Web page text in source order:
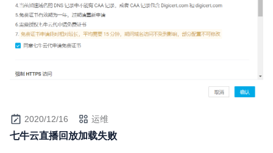
2020/12/16 运维
七牛云直播回放加载失败